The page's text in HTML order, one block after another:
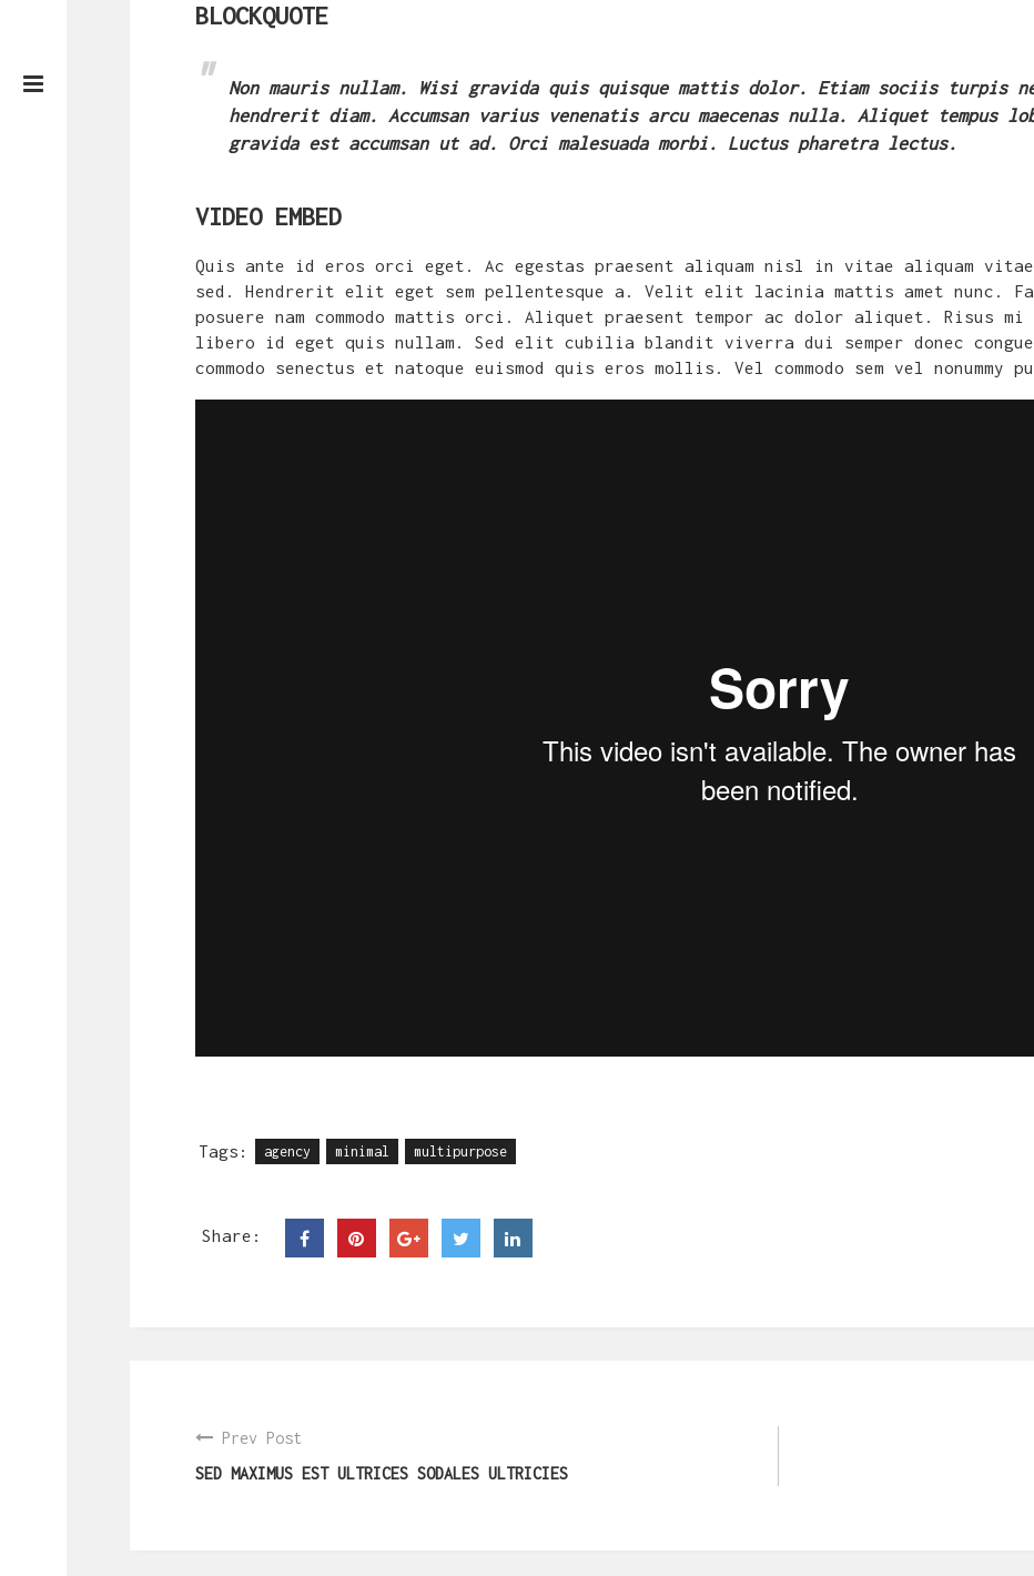
BLOCKQUOTE
Non mauris nullam. Wisi gravida quis quisque mattis dolor. Etiam sociis turpis
hendrerit diam. Accumsan varius venenatis arcu maecenas nulla. Aliquet
gravida est accumsan ut ad. Orci malesuada morbi. Luctus pharetra lectus.
VIDEO EMBED
Quis ante id eros orci eget. Ac egestas praesent aliquam nisl in vitae aliquam vitae.
sed. Hendrerit elit eget sem pellentesque a. Velit elit lacinia mattis amet nunc.
posuere nam commodo mattis orci. Aliquet praesent tempor ac dolor aliquet. Risus
libero id eget quis nullam. Sed elit cubilia blandit viverra dui semper donec
commodo senectus et natoque euismod quis eros mollis. Vel commodo sem vel nonummy
Tags: agency minimal multipurpose
Share:
Prev Post
SED MAXIMUS EST ULTRICES SODALES ULTRICIES